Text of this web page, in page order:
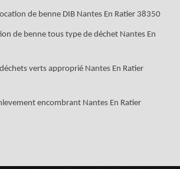
de benne DIB Nantes En Ratier 38350
de benne tous type de déchet Nantes En
verts approprié Nantes En Ratier
encombrant Nantes En Ratier